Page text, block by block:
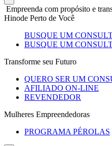
Empreenda com propósito e
Hinode Perto de Você
BUSQUE UM
BUSQUE UM
Transforme seu Futuro
QUERO SER UM
AFILIADO ON-LINE
REVENDEDOR
Mulheres Empreendedoras
PROGRAMA PÉROLAS